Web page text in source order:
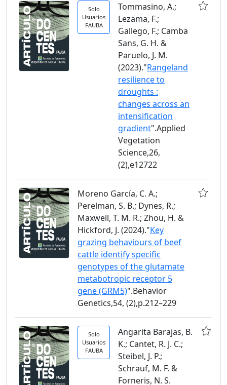
Solo
Usuarios
FAUBA
Tommasino, A.;
Lezama, F.;
Gallego, F.; Camba
Sans, G. H. &
Paruelo, J. M.
(2023)."Rangeland
resilience to
droughts :
changes across an
intensification
gradient".Applied
Vegetation
Science,26,
(2),e12722
Moreno García, C. A.;
Perelman, S. B.; Dynes, R.;
Maxwell, T. M. R.; Zhou, H. &
Hickford, J. (2024)."Key
grazing behaviours of beef
cattle identify specific
genotypes of the glutamate
metabotropic receptor 5
gene (GRM5)".Behavior
Genetics,54, (2),p.212–229
Solo
Usuarios
FAUBA
Angarita Barajas, B.
K.; Cantet, R. J. C.;
Steibel, J. P.;
Schrauf, M. F. &
Forneris, N. S.